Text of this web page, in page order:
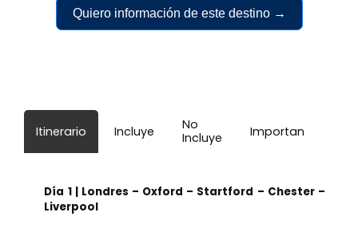
Quiero información de este destino →
Itinerario Incluye
No
Incluye
Importante
Día 1 | Londres – Oxford – Startford – Chester –
Liverpool